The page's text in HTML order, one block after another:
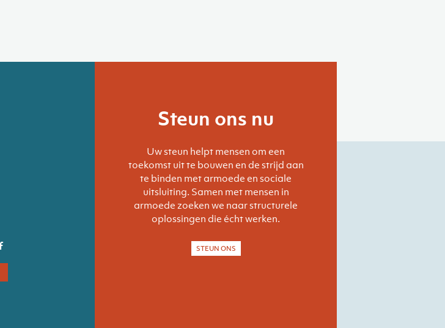
Steun ons nu
Uw steun helpt mensen om een
toekomst uit te bouwen en de strijd aan
te binden met armoede en sociale
uitsluiting. Samen met mensen in
armoede zoeken we naar structurele
oplossingen die écht werken.
STEUN ONS